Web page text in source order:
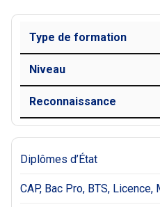
Type de formation
Niveau
Reconnaissance
Diplômes d’État
CAP, Bac Pro, BTS, Licence,